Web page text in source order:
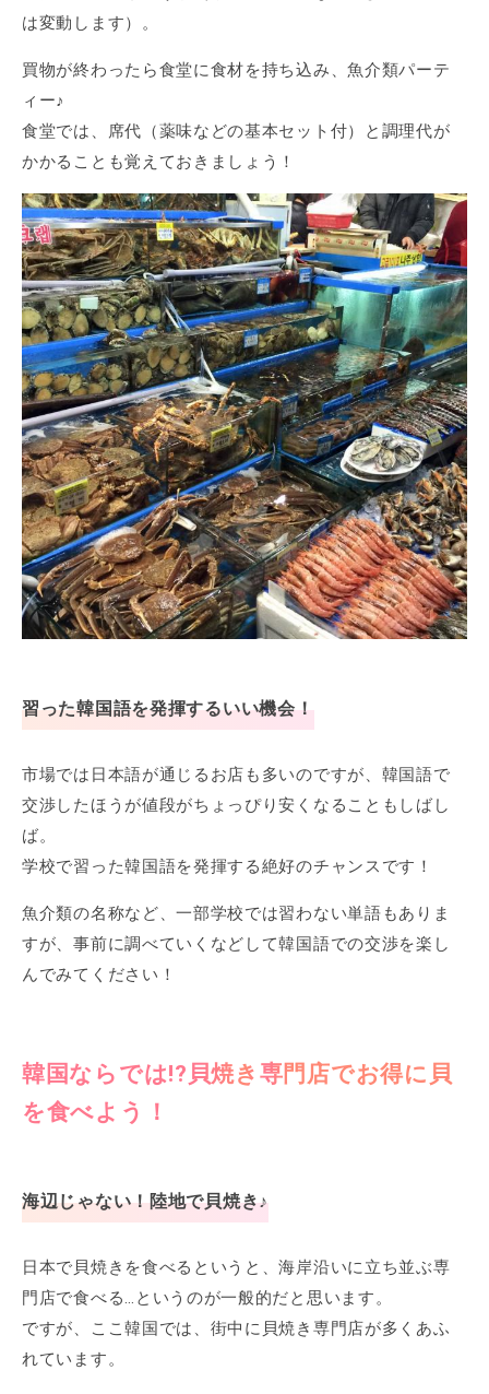
は変動します）。
買物が終わったら食堂に食材を持ち込み、魚介類パーテ
ィー♪
食堂では、席代（薬味などの基本セット付）と調理代が
かかることも覚えておきましょう！
習った韓国語を発揮するいい機会！
市場では日本語が通じるお店も多いのですが、韓国語で
交渉したほうが値段がちょっぴり安くなることもしばし
ば。
学校で習った韓国語を発揮する絶好のチャンスです！
魚介類の名称など、一部学校では習わない単語もありま
すが、事前に調べていくなどして韓国語での交渉を楽し
んでみてください！
韓国ならでは!?貝焼き専門店でお得に貝
を食べよう！
海辺じゃない！陸地で貝焼き♪
日本で貝焼きを食べるというと、海岸沿いに立ち並ぶ専
門店で食べる…というのが一般的だと思います。
ですが、ここ韓国では、街中に貝焼き専門店が多くあふ
れています。